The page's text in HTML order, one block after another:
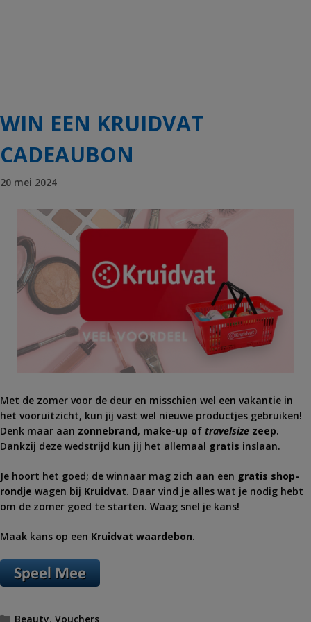
WIN EEN KRUIDVAT
CADEAUBON
20 mei 2024
Met de zomer voor de deur en misschien wel een vakantie in
het vooruitzicht, kun jij vast wel nieuwe productjes gebruiken!
Denk maar aan zonnebrand, make-up of travelsize zeep.
Dankzij deze wedstrijd kun jij het allemaal gratis inslaan.
Je hoort het goed; de winnaar mag zich aan een gratis shop-
rondje wagen bij Kruidvat. Daar vind je alles wat je nodig hebt
om de zomer goed te starten. Waag snel je kans!
Maak kans op een Kruidvat waardebon.
Categorieën
Beauty,Vouchers